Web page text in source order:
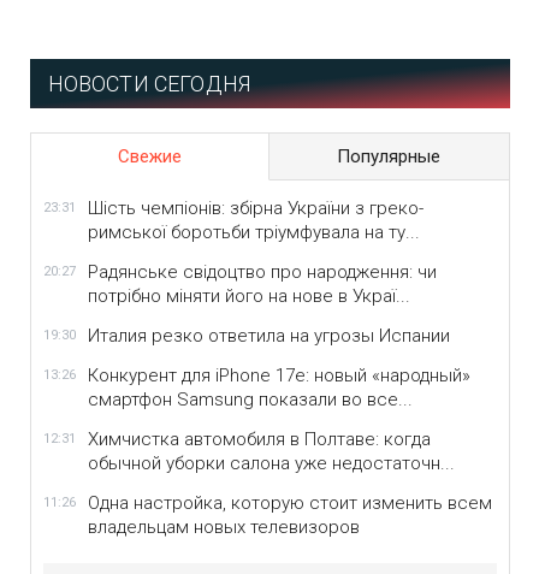
НОВОСТИ СЕГОДНЯ
Свежие Популярные
23:31
Шість чемпіонів: збірна України з греко-
римської боротьби тріумфувала на ту...
20:27
Радянське свідоцтво про народження: чи
потрібно міняти його на нове в Украї...
19:30 Италия резко ответила на угрозы Испании
13:26
Конкурент для iPhone 17e: новый «народный»
смартфон Samsung показали во все...
12:31
Химчистка автомобиля в Полтаве: когда
обычной уборки салона уже недостаточн...
11:26
Одна настройка, которую стоит изменить всем
владельцам новых телевизоров